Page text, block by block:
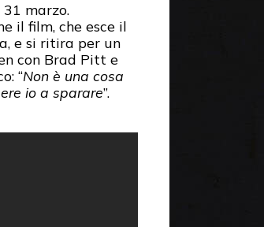
marzo.
il film, che esce il
e si ritira per un
con Brad Pitt e
“Non è una cosa
io a sparare”.